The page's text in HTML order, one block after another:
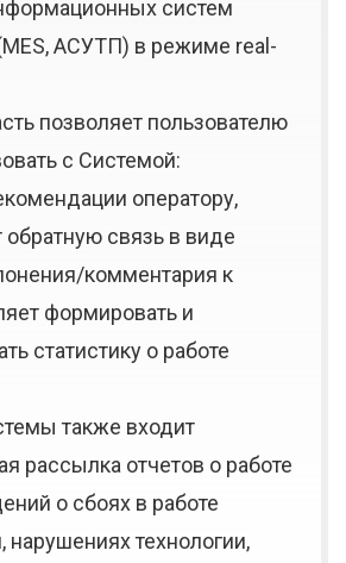
систем
АСУТП) в режиме real-
позволяет пользователю
с Системой:
оператору,
связь в виде
комментария к
формировать и
статистику о работе
также входит
рассылка отчетов о работе
о сбоях в работе
нарушениях технологии,